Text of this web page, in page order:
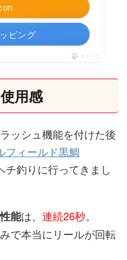
ピング
ポチップ
用感
ッシュ機能を付けた後
フィールド黒鯛
チ釣りに行ってきまし
能は、 連続26秒。
で本当にリールが回転